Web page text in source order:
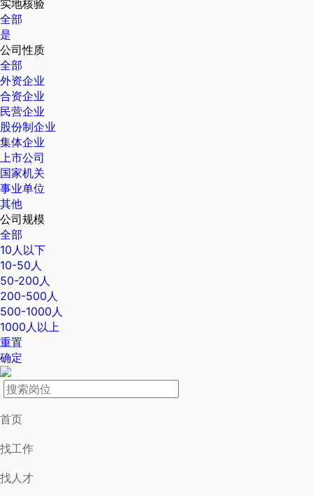
实地核验
全部
是
公司性质
全部
外资企业
合资企业
民营企业
股份制企业
集体企业
上市公司
国家机关
事业单位
其他
公司规模
全部
10人以下
10-50人
50-200人
200-500人
500-1000人
1000人以上
重置
确定
首页
找工作
找人才